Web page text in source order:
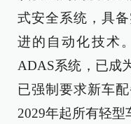
式安全系统，具
进的自动化技术
ADAS系统，已成
已强制要求新车
2029年起所有轻型